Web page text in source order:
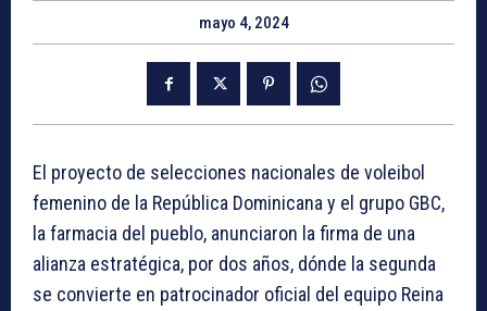
mayo 4, 2024
El proyecto de selecciones nacionales de voleibol
femenino de la República Dominicana y el grupo GBC,
la farmacia del pueblo, anunciaron la firma de una
alianza estratégica, por dos años, dónde la segunda
se convierte en patrocinador oficial del equipo Reina